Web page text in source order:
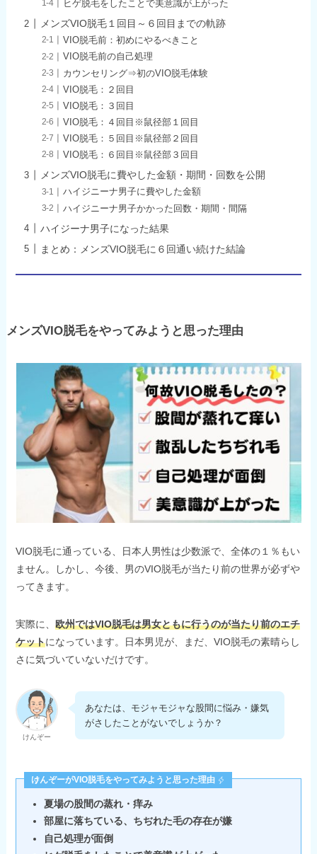
ヒゲ脱毛をしたことで美意識が上がった
メンズVIO脱毛１回目～６回目までの軌跡
VIO脱毛前：初めにやるべきこと
VIO脱毛前の自己処理
カウンセリング⇒初のVIO脱毛体験
VIO脱毛：２回目
VIO脱毛：３回目
VIO脱毛：４回目※鼠径部１回目
VIO脱毛：５回目※鼠径部２回目
VIO脱毛：６回目※鼠径部３回目
メンズVIO脱毛に費やした金額・期間・回数を公開
ハイジニーナ男子に費やした金額
ハイジニーナ男子かかった回数・期間・間隔
ハイジーナ男子になった結果
まとめ：メンズVIO脱毛に６回通い続けた結論
メンズVIO脱毛をやってみようと思った理由
VIO脱毛に通っている、日本人男性は少数派で、全体の１％もい
ません。しかし、今後、男のVIO脱毛が当たり前の世界が必ずや
ってきます。
実際に、欧州ではVIO脱毛は男女ともに行うのが当たり前のエチ
ケットになっています。日本男児が、まだ、VIO脱毛の素晴らし
さに気づいていないだけです。
けんぞー
あなたは、モジャモジャな股間に悩み・嫌気
がさしたことがないでしょうか？
けんぞーがVIO脱毛をやってみようと思った理由
夏場の股間の蒸れ・痒み
部屋に落ちている、ちぢれた毛の存在が嫌
自己処理が面倒